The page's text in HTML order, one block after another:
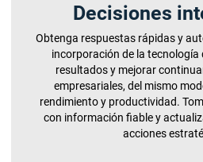
Decisiones
Obtenga respuestas rápidas y
incorporación de la tecnología
resultados y mejorar
empresariales, del mismo
rendimiento y productividad.
con información fiable y
acciones